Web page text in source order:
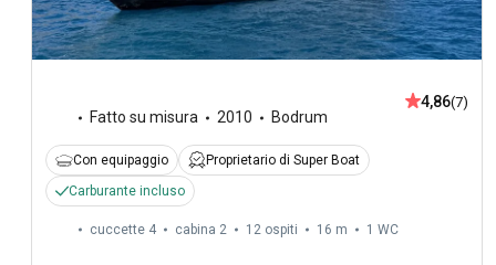
Fatto su misura 2010 Bodrum
4,86(7)
Con equipaggio
Proprietario di Super Boat
Carburante incluso
cuccette 4 cabina 2 12 ospiti 16 m 1 WC